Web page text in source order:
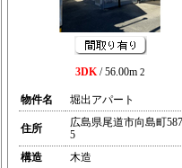
3DK/ 56.00m 2
物件名 堀出アパート
住所
広島県尾道市向島町
5
構造
木造